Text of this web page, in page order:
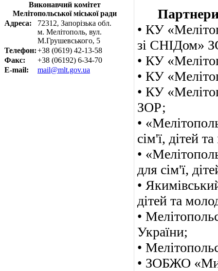
Виконавчий комітет
Мелітопольської міської ради
Адреса:
72312, Запорізька обл.
м. Мелітополь, вул.
М.Грушевського, 5
Телефон:+38 (0619) 42-13-58
Факс:
+38 (06192) 6-34-70
E-mail:
mail@mlt.gov.ua
• КУ
зі СНІДом»
• КУ
• КУ
• КУ
ЗОР;
•
сім'ї, дітей
•
для сім'ї,
•
дітей та
•
України;
•
• ЗОБЖО